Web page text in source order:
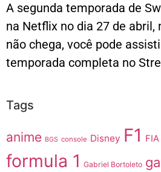
A segunda temporada de
na Netflix no dia 27 de abril,
não chega, você pode
temporada completa no
Tags
anime BGS console Disney F1 FIA
formula 1 Gabriel Bortoleto